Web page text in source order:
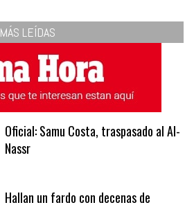
MÁS LEÍDAS
Oficial: Samu Costa, traspasado al Al-
Nassr
Hallan un fardo con decenas de